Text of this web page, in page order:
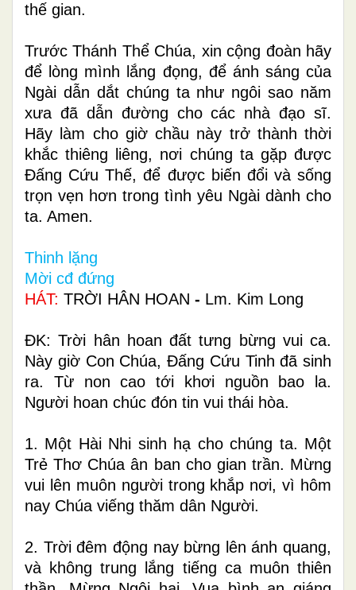
thế gian.
Trước Thánh Thể Chúa, xin cộng đoàn hãy
để lòng mình lắng đọng, để ánh sáng của
Ngài dẫn dắt chúng ta như ngôi sao năm
xưa đã dẫn đường cho các nhà đạo sĩ.
Hãy làm cho giờ chầu này trở thành thời
khắc thiêng liêng, nơi chúng ta gặp được
Đấng Cứu Thế, để được biến đổi và sống
trọn vẹn hơn trong tình yêu Ngài dành cho
ta. Amen.
Thinh lặng
Mời cđ đứng
HÁT: TRỜI HÂN HOAN - Lm. Kim Long
ÐK: Trời hân hoan đất tưng bừng vui ca.
Này giờ Con Chúa, Ðấng Cứu Tinh đã sinh
ra. Từ non cao tới khơi nguồn bao la.
Người hoan chúc đón tin vui thái hòa.
1. Một Hài Nhi sinh hạ cho chúng ta. Một
Trẻ Thơ Chúa ân ban cho gian trần. Mừng
vui lên muôn người trong khắp nơi, vì hôm
nay Chúa viếng thăm dân Người.
2. Trời đêm động nay bừng lên ánh quang,
và không trung lắng tiếng ca muôn thiên